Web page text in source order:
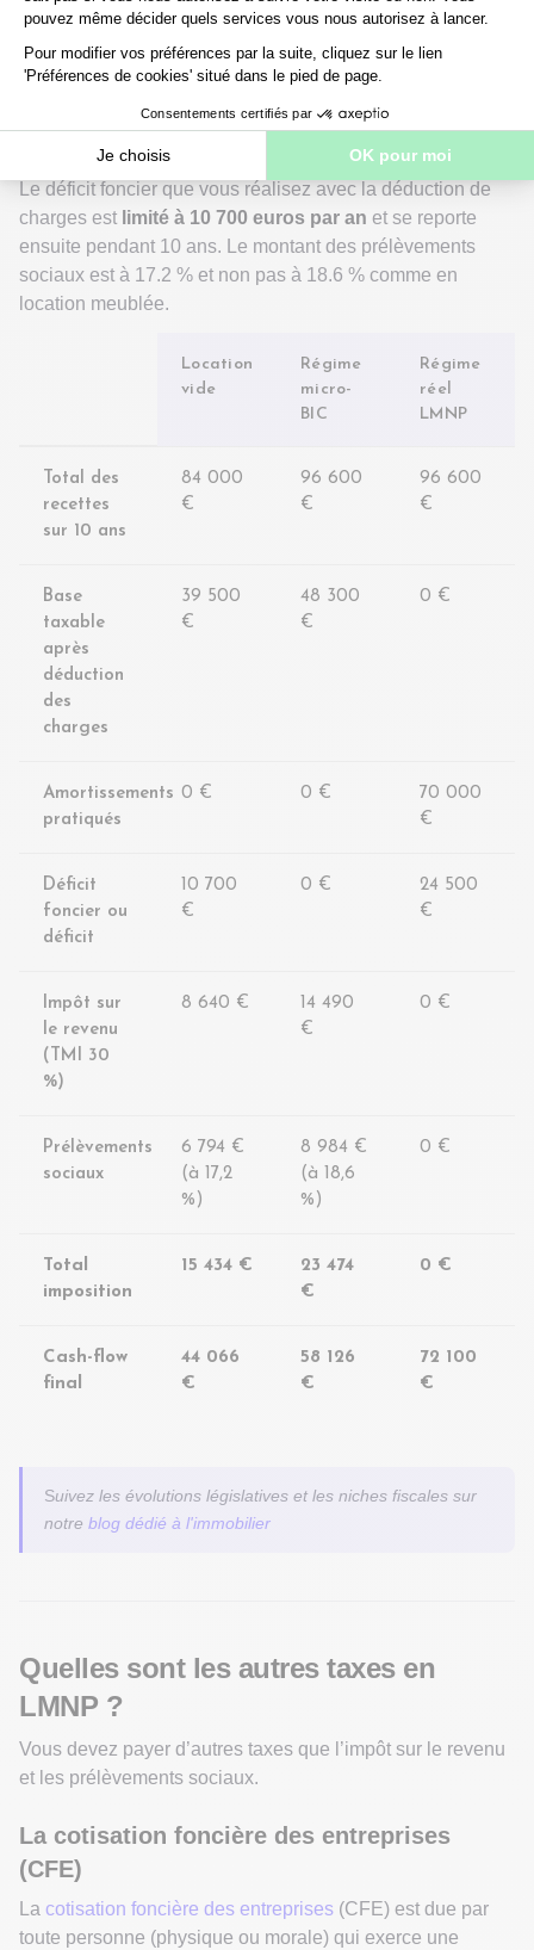
En location vide, il existe une
déductibles, alors que vous pouvez toutes les déduire en
amortissements ne sont pas
en location nue, sauf à investir sous le dispositif
Jeanbrun.
Le déficit foncier que vous réalisez avec la déduction de
charges est limité à 10 700 euros par an et se reporte
ensuite pendant 10 ans. Le montant des prélèvements
sociaux est à 17.2 % et non pas à 18.6 % comme en
location meublée.
Location
vide
Régime
micro-
BIC
Régime
réel
LMNP
Total des
recettes
sur 10 ans
84 000
€
96 600
€
96 600
€
Base
taxable
après
déduction
des
charges
39 500
€
48 300
€
0 €
Amortissements
pratiqués
0 € 0 €
70 000
€
Déficit
foncier ou
déficit
10 700
€
0 €
24 500
€
Impôt sur
le revenu
(TMI 30
%)
8 640 €
14 490
€
0 €
Prélèvements
sociaux
6 794 €
(à 17,2
%)
8 984 €
(à 18,6
%)
0 €
Total
imposition
15 434 €
23 474
€
0 €
Cash-flow
final
44 066
€
58 126
€
72 100
€
Suivez les évolutions législatives et les niches fiscales sur
notre blog dédié à l'immobilier
Quelles sont les autres taxes en
LMNP ?
Vous devez payer d’autres taxes que l’impôt sur le revenu
et les prélèvements sociaux.
La cotisation foncière des entreprises
(CFE)
La cotisation foncière des entreprises (CFE) est due par
toute personne (physique ou morale) qui exerce une